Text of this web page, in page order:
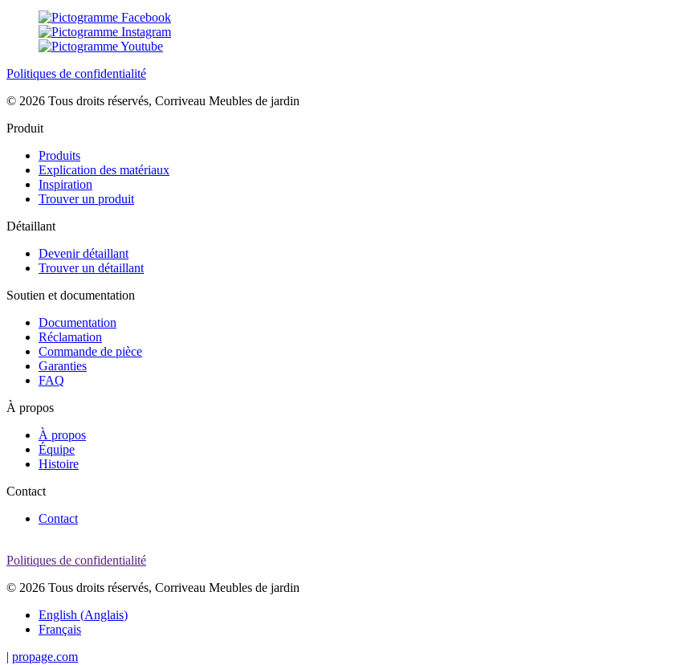
Politiques de confidentialité
© 2026 Tous droits réservés, Corriveau Meubles de jardin
Produit
Produits
Explication des matériaux
Inspiration
Trouver un produit
Détaillant
Devenir détaillant
Trouver un détaillant
Soutien et documentation
Documentation
Réclamation
Commande de pièce
Garanties
FAQ
À propos
À propos
Équipe
Histoire
Contact
Contact
Politiques de confidentialité
© 2026 Tous droits réservés, Corriveau Meubles de jardin
English (Anglais)
Français
| propage.com